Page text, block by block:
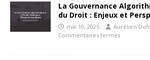
La Gouvernance
du Droit : Enjeux et
mai 10, 2025
Aurélien
Commentaires fermés